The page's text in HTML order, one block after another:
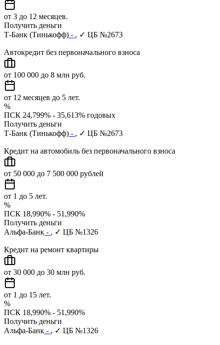
от 3 до 12 месяцев.
Получить деньги
Т-Банк (Тинькофф) - , ✓ ЦБ №2673
Автокредит без первоначального взноса
от 100 000 до 8 млн руб.
от 12 месяцев до 5 лет.
%
ПСК 24,799% - 35,613% годовых
Получить деньги
Т-Банк (Тинькофф) - , ✓ ЦБ №2673
Кредит на автомобиль без первоначального взноса
от 50 000 до 7 500 000 рублей
от 1 до 5 лет.
%
ПСК 18,990% - 51,990%
Получить деньги
Альфа-Банк - , ✓ ЦБ №1326
Кредит на ремонт квартиры
от 30 000 до 30 млн руб.
от 1 до 15 лет.
%
ПСК 18,990% - 51,990%
Получить деньги
Альфа-Банк - , ✓ ЦБ №1326